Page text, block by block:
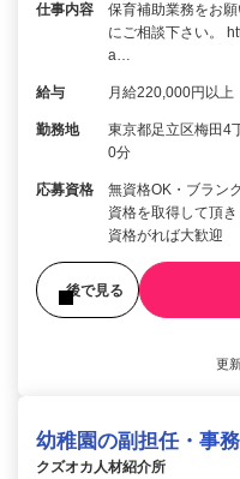
仕事内容
保育補助業務をお
にご相談下さい。
a…
給与 月給220,000円以上
勤務地
東京都足立区梅田4
0分
応募資格
無資格OK・ブラン
資格を取得して頂
資格がれば大歓迎
後で見る
更
幼稚園の副担任・事務
クズオカ人材紹介所